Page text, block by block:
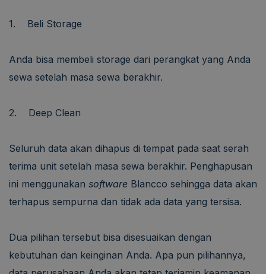
1. Beli Storage
Anda bisa membeli storage dari perangkat yang Anda
sewa setelah masa sewa berakhir.
2. Deep Clean
Seluruh data akan dihapus di tempat pada saat serah
terima unit setelah masa sewa berakhir. Penghapusan
ini menggunakan software Blancco sehingga data akan
terhapus sempurna dan tidak ada data yang tersisa.
Dua pilihan tersebut bisa disesuaikan dengan
kebutuhan dan keinginan Anda. Apa pun pilihannya,